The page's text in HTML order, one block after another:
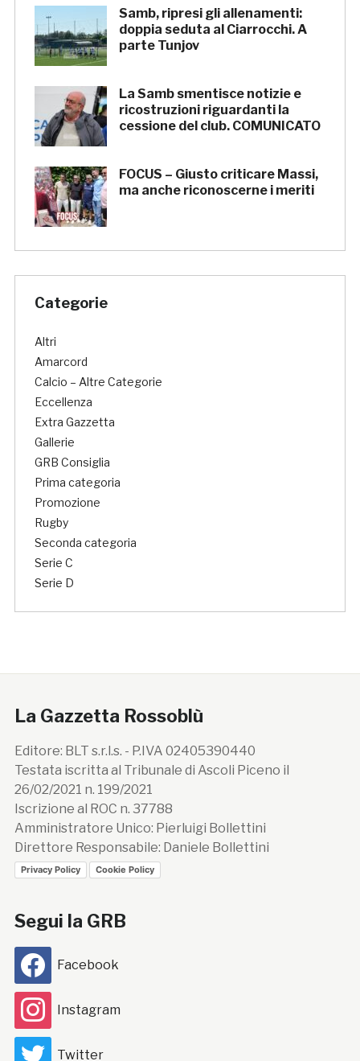
Samb, ripresi gli allenamenti:
doppia seduta al Ciarrocchi. A
parte Tunjov
La Samb smentisce notizie e
ricostruzioni riguardanti la
cessione del club. COMUNICATO
FOCUS – Giusto criticare Massi,
ma anche riconoscerne i meriti
Categorie
Altri
Amarcord
Calcio – Altre Categorie
Eccellenza
Extra Gazzetta
Gallerie
GRB Consiglia
Prima categoria
Promozione
Rugby
Seconda categoria
Serie C
Serie D
La Gazzetta Rossoblù
Editore: BLT s.r.l.s. - P.IVA 02405390440
Testata iscritta al Tribunale di Ascoli Piceno il
26/02/2021 n. 199/2021
Iscrizione al ROC n. 37788
Amministratore Unico: Pierluigi Bollettini
Direttore Responsabile: Daniele Bollettini
Privacy Policy Cookie Policy
Segui la GRB
Facebook
Instagram
Twitter